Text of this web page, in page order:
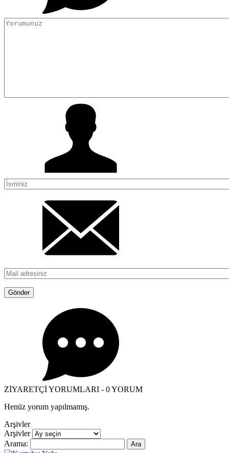
ZİYARETÇİ YORUMLARI - 0 YORUM
Henüz yorum yapılmamış.
Arşivler
Arşivler
Arama: